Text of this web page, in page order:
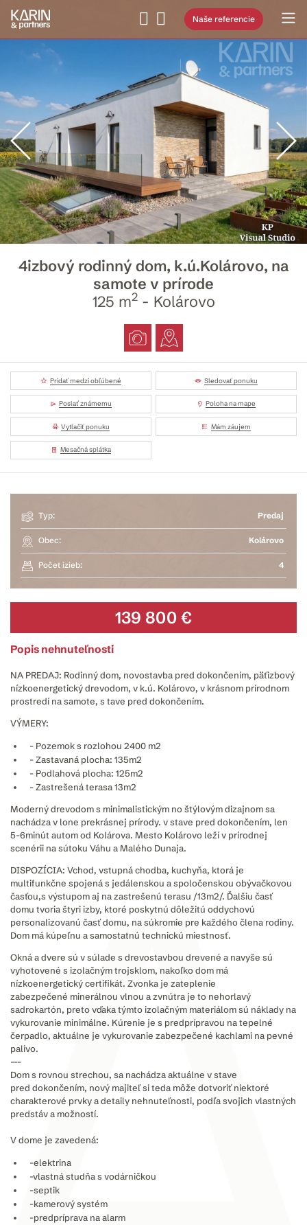
Naše referencie
4izbový rodinný dom, k.ú.Kolárovo, na
samote v prírode
125 m2- Kolárovo
Pridať medzi obľúbené Sledovať ponuku
Poslať známemu Poloha na mape
Vytlačiť ponuku Mám záujem
Mesačná splátka
Typ: Predaj
Obec: Kolárovo
Počet izieb: 4
139 800 €
Popis nehnuteľnosti
NA PREDAJ: Rodinný dom, novostavba pred dokončením, päťizbový
nízkoenergetický drevodom, v k.ú. Kolárovo, v krásnom prírodnom
prostredí na samote, s tave pred dokončením.
VÝMERY:
- Pozemok s rozlohou 2400 m2
- Zastavaná plocha: 135m2
- Podlahová plocha: 125m2
- Zastrešená terasa 13m2
Moderný drevodom s minimalistickým no štýlovým dizajnom sa
nachádza v lone prekrásnej prírody. v stave pred dokončením, len
5-6minút autom od Kolárova. Mesto Kolárovo leží v prírodnej
scenérii na sútoku Váhu a Malého Dunaja.
DISPOZÍCIA: Vchod, vstupná chodba, kuchyňa, ktorá je
multifunkčne spojená s jedálenskou a spoločenskou obývačkovou
časťou,s výstupom aj na zastrešenú terasu /13m2/. Ďalšiu časť
domu tvoria štyri izby, ktoré poskytnú dôležitú oddychovú
personalizovanú časť domu, na súkromie pre každého člena rodiny.
Dom má kúpeľnu a samostatnú technickú miestnosť.
Okná a dvere sú v súlade s drevostavbou drevené a navyše sú
vyhotovené s izolačným trojsklom, nakoľko dom má
nízkoenergetický certifikát. Zvonka je zateplenie
zabezpečené minerálnou vlnou a zvnútra je to nehorlavý
sadrokartón, preto vďaka týmto izolačným materiálom sú náklady na
vykurovanie minimálne. Kúrenie je s predprípravou na tepelné
čerpadlo, aktuálne je vykurovanie zabezpečené kachlami na pevné
palivo.
---
Dom s rovnou strechou, sa nachádza aktuálne v stave
pred dokončením, nový majiteľ si teda môže dotvoriť niektoré
charakterové prvky a detaily nehnuteľnosti, podľa svojich vlastných
predstáv a možností.
V dome je zavedená:
-elektrina
-vlastná studňa s vodárničkou
-septik
-kamerový systém
-predpríprava na alarm